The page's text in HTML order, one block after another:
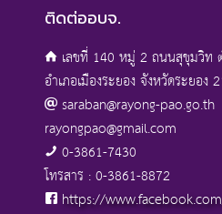
ติดต่ออบจ.
เลขที่ 140 หมู่ 2 ถนนสุขุมวิท
อำเภอเมืองระยอง จังหวัดระยอง
saraban@rayong-pao.go.th
rayongpao@gmail.com
0-3861-7430
โทรสาร : 0-3861-8872
https://